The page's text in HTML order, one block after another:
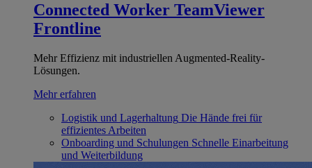
Connected Worker TeamViewer
Frontline
Mehr Effizienz mit industriellen Augmented-Reality-
Lösungen.
Mehr erfahren
Logistik und Lagerhaltung Die Hände frei für
effizientes Arbeiten
Onboarding und Schulungen Schnelle Einarbeitung
und Weiterbildung